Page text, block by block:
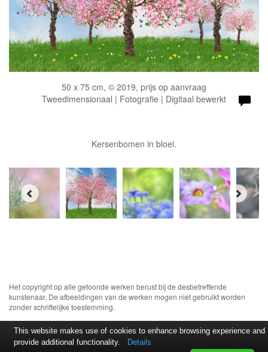
50 x 75 cm, © 2019, prijs op aanvraag
Tweedimensionaal | Fotografie | Digitaal bewerkt
Kersenbomen in bloei.
Het copyright op alle getoonde werken berust bij de desbetreffende
kunstenaar. De afbeeldingen van de werken mogen niet gebruikt worden
zonder schriftelijke toestemming.
This website makes use of cookies to enhance browsing experience and
provide additional functionality.
Details